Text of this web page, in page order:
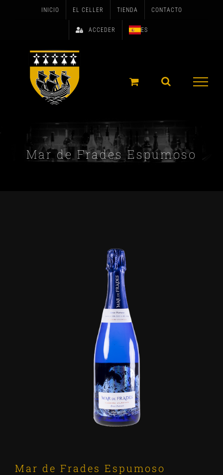
INICIO EL CELLER TIENDA CONTACTO
ACCEDER ES
Mar de Frades Espumoso
Mar de Frades Espumoso